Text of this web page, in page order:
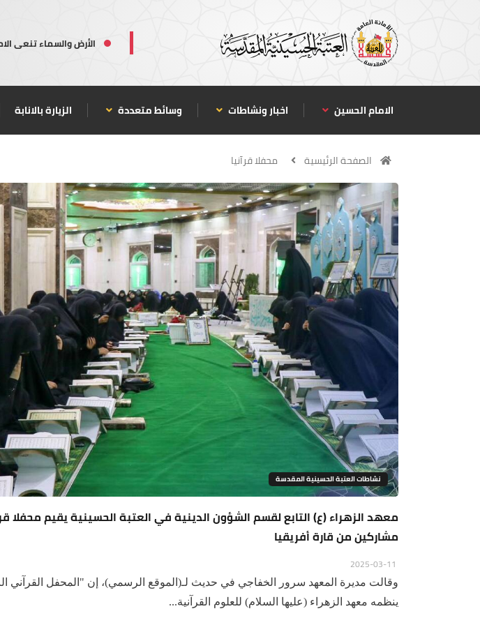
الأرض والسماء تنعى
الامام الحسين اخبار ونشاطات وسائط متعددة الزيارة بالانابة
الصفحة الرئيسية محفلا قرآنيا
نشاطات العتبة الحسينية المقدسة
معهد الزهراء (ع) التابع لقسم الشؤون الدينية في العتبة الحسينية يقيم محفلا
مشاركين من قارة أفريقيا
وقالت مديرة المعهد سرور الخفاجي في حديث لـ(الموقع الرسمي)، إن "المحفل القرآني
ينظمه معهد الزهراء (عليها السلام) للعلوم القرآنية...